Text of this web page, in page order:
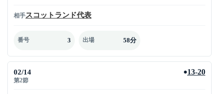
相手スコットランド代表
番号 3 出場 58分
02/14
第2節
●13-20